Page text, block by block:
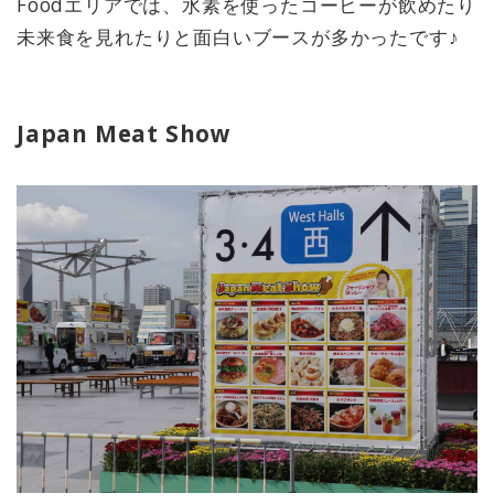
未来食を見れたりと面白いブースが多かったです♪
Japan Meat Show